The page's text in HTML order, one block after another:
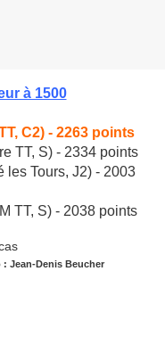
à 1500
C2) - 2263 points
TT, S) - 2334 points
les Tours, J2) - 2003
TT, S) - 2038 points
Jean-Denis Beucher